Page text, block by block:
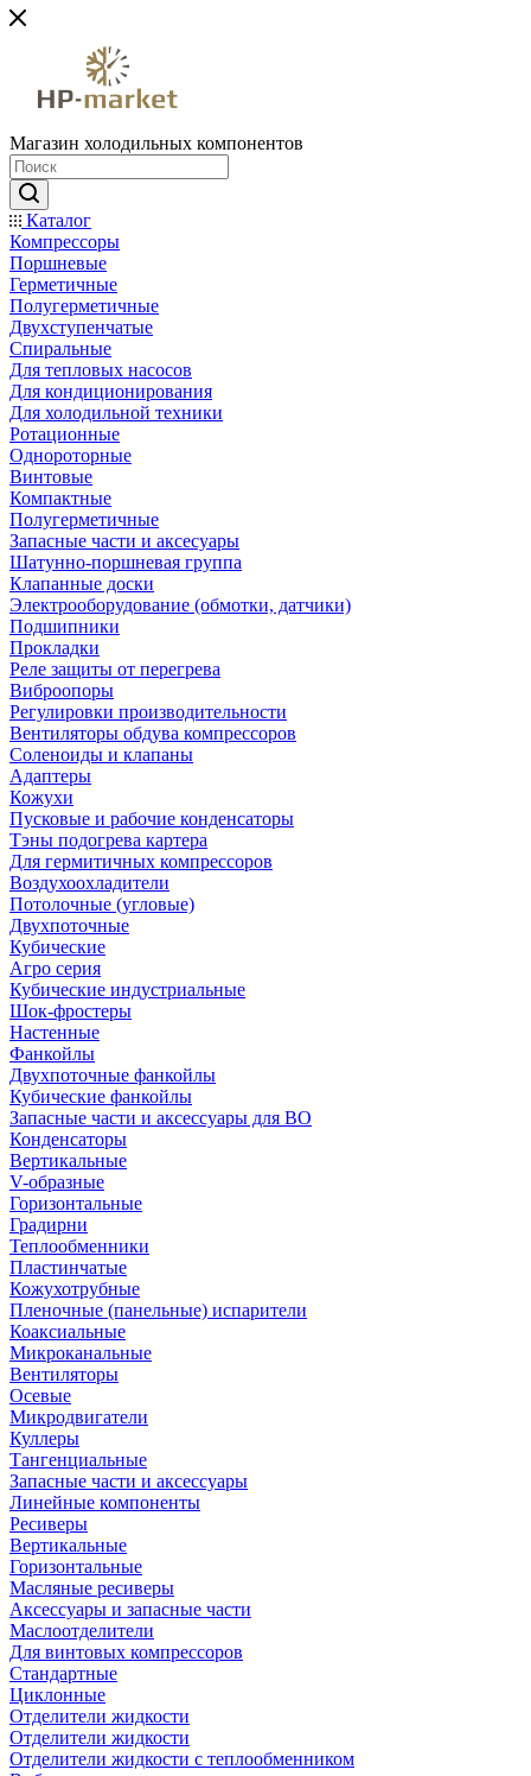
Магазин холодильных компонентов
Каталог
Компрессоры
Поршневые
Герметичные
Полугерметичные
Двухступенчатые
Спиральные
Для тепловых насосов
Для кондиционирования
Для холодильной техники
Ротационные
Однороторные
Винтовые
Компактные
Полугерметичные
Запасные части и аксесуары
Шатунно-поршневая группа
Клапанные доски
Электрооборудование (обмотки, датчики)
Подшипники
Прокладки
Реле защиты от перегрева
Виброопоры
Регулировки производительности
Вентиляторы обдува компрессоров
Соленоиды и клапаны
Адаптеры
Кожухи
Пусковые и рабочие конденсаторы
Тэны подогрева картера
Для гермитичных компрессоров
Воздухоохладители
Потолочные (угловые)
Двухпоточные
Кубические
Агро серия
Кубические индустриальные
Шок-фростеры
Настенные
Фанкойлы
Двухпоточные фанкойлы
Кубические фанкойлы
Запасные части и аксессуары для ВО
Конденсаторы
Вертикальные
V-образные
Горизонтальные
Градирни
Теплообменники
Пластинчатые
Кожухотрубные
Пленочные (панельные) испарители
Коаксиальные
Микроканальные
Вентиляторы
Осевые
Микродвигатели
Куллеры
Тангенциальные
Запасные части и аксессуары
Линейные компоненты
Ресиверы
Вертикальные
Горизонтальные
Масляные ресиверы
Аксессуары и запасные части
Маслоотделители
Для винтовых компрессоров
Стандартные
Циклонные
Отделители жидкости
Отделители жидкости
Отделители жидкости с теплообменником